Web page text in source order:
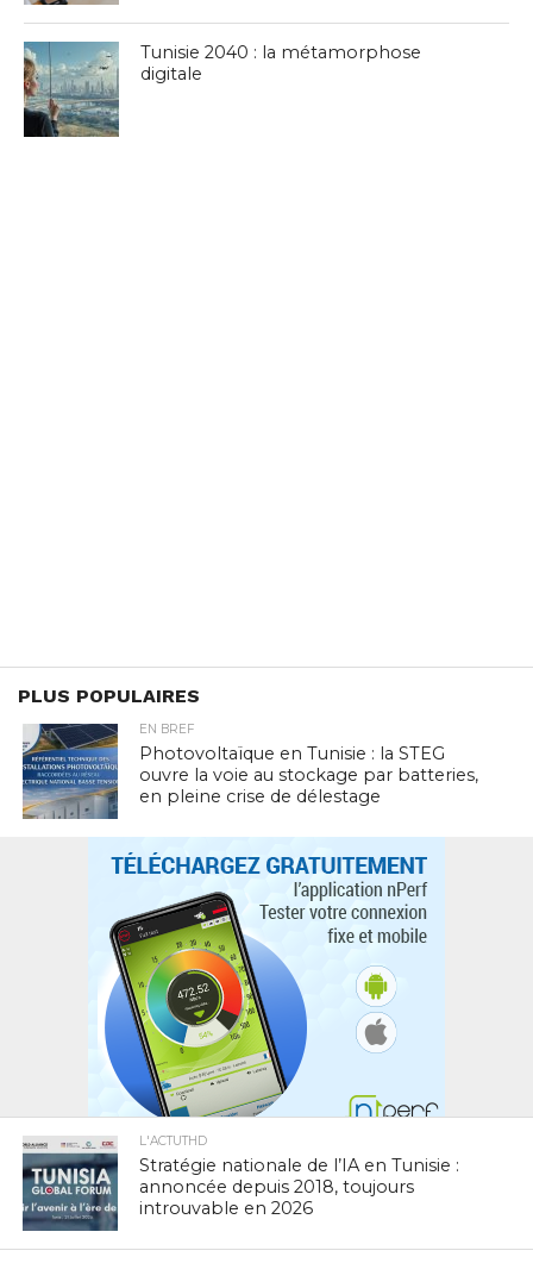
Tunisie 2040 : la métamorphose
digitale
PLUS POPULAIRES
EN BREF
Photovoltaïque en Tunisie : la STEG
ouvre la voie au stockage par batteries,
en pleine crise de délestage
L'ACTUTHD
Stratégie nationale de l’IA en Tunisie :
annoncée depuis 2018, toujours
introuvable en 2026